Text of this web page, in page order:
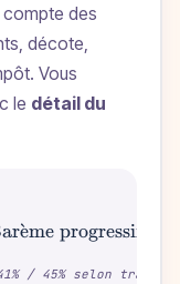
des
décote,
Vous
le détail du
\text{IR =
e
ˋme progressif −
/ 45% selon tranches